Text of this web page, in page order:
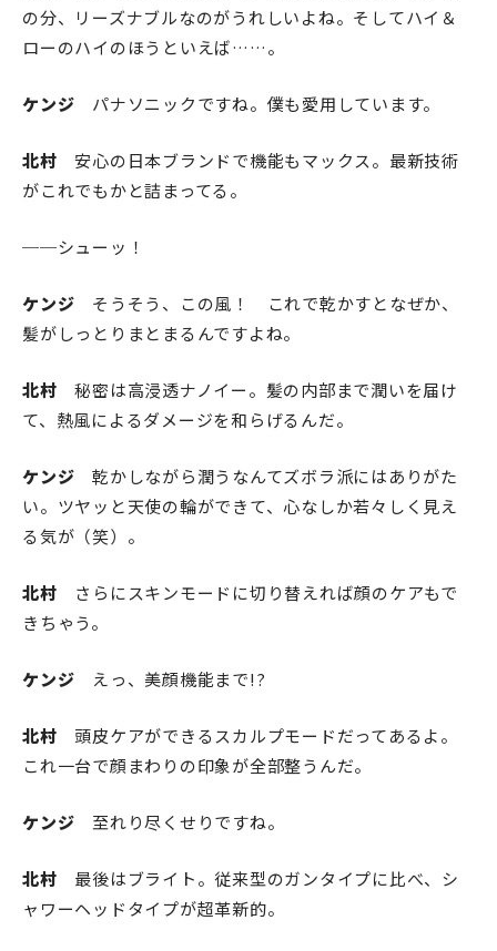
の分、リーズナブルなのがうれしいよね。そしてハイ＆
ローのハイのほうといえば……。
ケンジ パナソニックですね。僕も愛用しています。
北村 安心の日本ブランドで機能もマックス。最新技術
がこれでもかと詰まってる。
──シューッ！
ケンジ そうそう、この風！ これで乾かすとなぜか、
髪がしっとりまとまるんですよね。
北村 秘密は高浸透ナノイー。髪の内部まで潤いを届け
て、熱風によるダメージを和らげるんだ。
ケンジ 乾かしながら潤うなんてズボラ派にはありがた
い。ツヤッと天使の輪ができて、心なしか若々しく見え
る気が（笑）。
北村 さらにスキンモードに切り替えれば顔のケアもで
きちゃう。
ケンジ えっ、美顔機能まで!?
北村 頭皮ケアができるスカルプモードだってあるよ。
これ一台で顔まわりの印象が全部整うんだ。
ケンジ 至れり尽くせりですね。
北村 最後はブライト。従来型のガンタイプに比べ、シ
ャワーヘッドタイプが超革新的。